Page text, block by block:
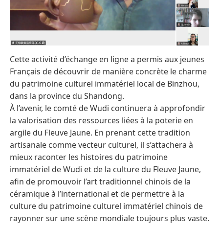
Cette activité d’échange en ligne a permis aux jeunes
Français de découvrir de manière concrète le charme
du patrimoine culturel immatériel local de Binzhou,
dans la province du Shandong.
À l’avenir, le comté de Wudi continuera à approfondir
la valorisation des ressources liées à la poterie en
argile du Fleuve Jaune. En prenant cette tradition
artisanale comme vecteur culturel, il s’attachera à
mieux raconter les histoires du patrimoine
immatériel de Wudi et de la culture du Fleuve Jaune,
afin de promouvoir l’art traditionnel chinois de la
céramique à l’international et de permettre à la
culture du patrimoine culturel immatériel chinois de
rayonner sur une scène mondiale toujours plus vaste.